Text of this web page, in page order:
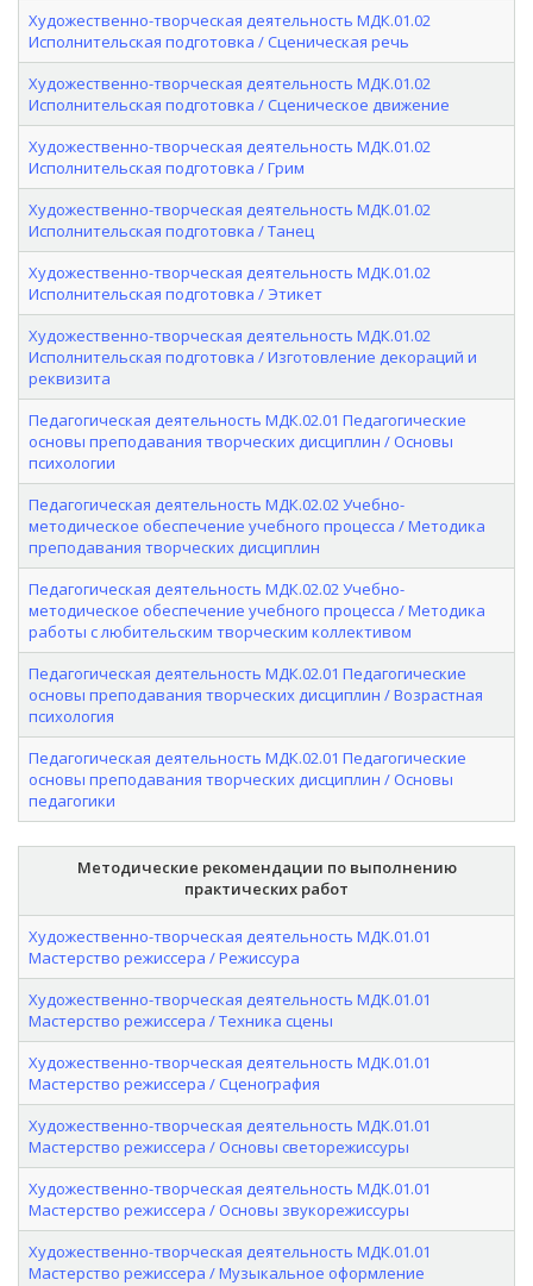
Художественно-творческая деятельность МДК.01.02
Исполнительская подготовка / Сценическая речь
Художественно-творческая деятельность МДК.01.02
Исполнительская подготовка / Сценическое движение
Художественно-творческая деятельность МДК.01.02
Исполнительская подготовка / Грим
Художественно-творческая деятельность МДК.01.02
Исполнительская подготовка / Танец
Художественно-творческая деятельность МДК.01.02
Исполнительская подготовка / Этикет
Художественно-творческая деятельность МДК.01.02
Исполнительская подготовка / Изготовление декораций и
реквизита
Педагогическая деятельность МДК.02.01 Педагогические
основы преподавания творческих дисциплин / Основы
психологии
Педагогическая деятельность МДК.02.02 Учебно-
методическое обеспечение учебного процесса / Методика
преподавания творческих дисциплин
Педагогическая деятельность МДК.02.02 Учебно-
методическое обеспечение учебного процесса / Методика
работы с любительским творческим коллективом
Педагогическая деятельность МДК.02.01 Педагогические
основы преподавания творческих дисциплин / Возрастная
психология
Педагогическая деятельность МДК.02.01 Педагогические
основы преподавания творческих дисциплин / Основы
педагогики
Методические рекомендации по выполнению
практических работ
Художественно-творческая деятельность МДК.01.01
Мастерство режиссера / Режиссура
Художественно-творческая деятельность МДК.01.01
Мастерство режиссера / Техника сцены
Художественно-творческая деятельность МДК.01.01
Мастерство режиссера / Сценография
Художественно-творческая деятельность МДК.01.01
Мастерство режиссера / Основы светорежиссуры
Художественно-творческая деятельность МДК.01.01
Мастерство режиссера / Основы звукорежиссуры
Художественно-творческая деятельность МДК.01.01
Мастерство режиссера / Музыкальное оформление